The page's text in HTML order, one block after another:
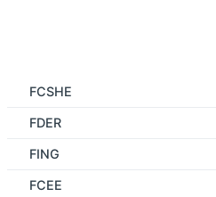
FCSHE
FDER
FING
FCEE